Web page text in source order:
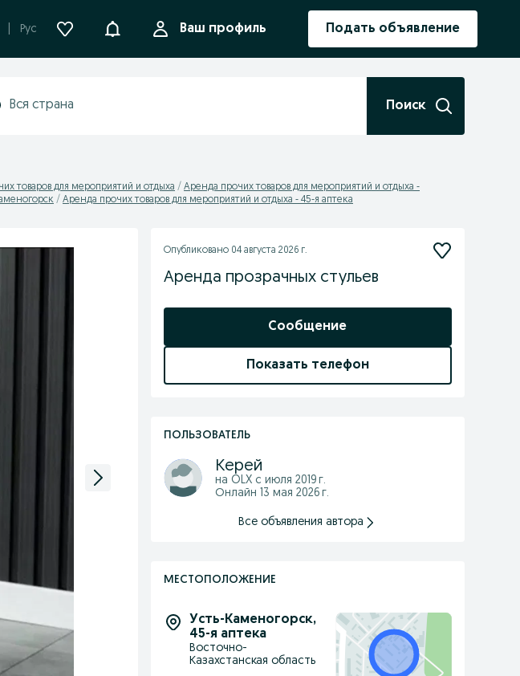
Рус УведомленияВаш профиль Подать объявление
Поиск
товаров для мероприятий и отдыха
Аренда прочих товаров для мероприятий и отдыха -
Аренда прочих товаров для мероприятий и отдыха - 45-я аптека
Опубликовано 04 августа 2026 г.
Аренда прозрачных стульев
Сообщение
Показать телефон
ПОЛЬЗОВАТЕЛЬ
Керей
на OLX с июля 2019 г.
Онлайн 13 мая 2026 г.
Все объявления автора
МЕСТОПОЛОЖЕНИЕ
Усть-Каменогорск,
45-я аптека
Восточно-
Казахстанская область